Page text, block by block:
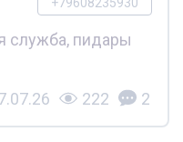
служба, пидары
222 2